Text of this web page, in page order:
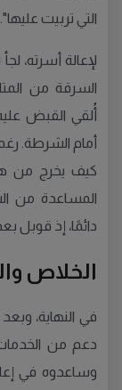
التي تربيت عليها".
لإعالة أسرته،
السرقة من
أُلقي القبض
أمام الشرطة.
كيف يخرج من
المساعدة من
دائمًا، إذ قوبل
الخلاص
في النهاية،
دعم من
وساعدوه في